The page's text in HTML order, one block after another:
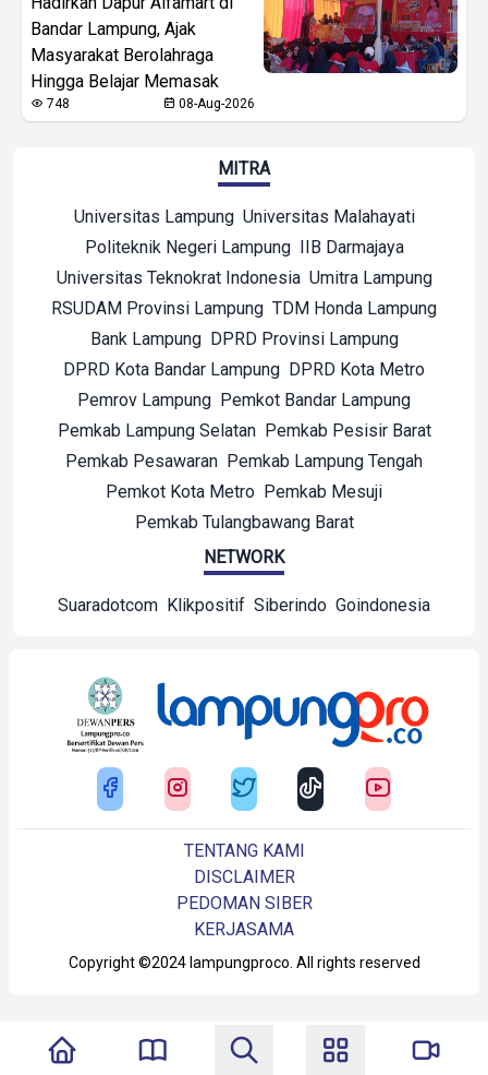
Bandar Lampung, Ajak
Masyarakat Berolahraga
Hingga Belajar Memasak
748 08-Aug-2026
MITRA
Universitas Lampung Universitas Malahayati
Politeknik Negeri Lampung IIB Darmajaya
Universitas Teknokrat Indonesia Umitra Lampung
RSUDAM Provinsi Lampung TDM Honda Lampung
Bank Lampung DPRD Provinsi Lampung
DPRD Kota Bandar Lampung DPRD Kota Metro
Pemrov Lampung Pemkot Bandar Lampung
Pemkab Lampung Selatan Pemkab Pesisir Barat
Pemkab Pesawaran Pemkab Lampung Tengah
Pemkot Kota Metro Pemkab Mesuji
Pemkab Tulangbawang Barat
NETWORK
Suaradotcom Klikpositif Siberindo Goindonesia
Copyright ©2024 lampungproco. All rights reserved
TENTANG KAMI
DISCLAIMER
PEDOMAN SIBER
KERJASAMA